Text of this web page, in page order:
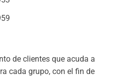
de clientes que acuda a
cada grupo, con el fin de
X